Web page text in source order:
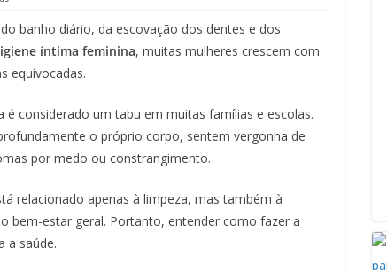
banho diário, da escovação dos dentes e dos
íntima feminina, muitas mulheres crescem com
equivocadas.
considerado um tabu em muitas famílias e escolas.
o próprio corpo, sentem vergonha de
por medo ou constrangimento.
relacionado apenas à limpeza, mas também à
bem-estar geral. Portanto, entender como fazer a
a saúde.